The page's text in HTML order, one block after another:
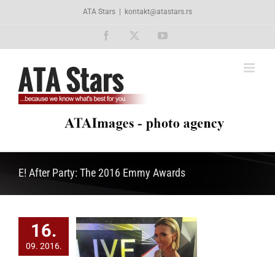
ATA Stars kontakt@atastars.rs
Facebook YouTube
E! After Party: The 2016 Emmy Awards
16.
09. 2016.
magiju